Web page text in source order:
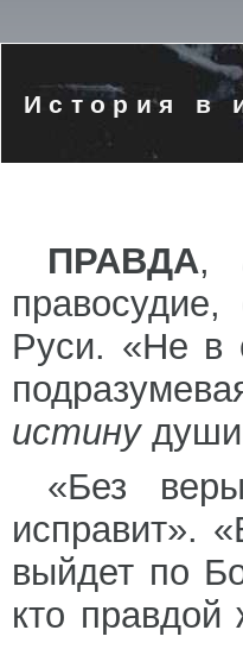
История в
ПРАВДА,
Руси. «Не в
истину
«Без
исправит».
выйдет по
кто